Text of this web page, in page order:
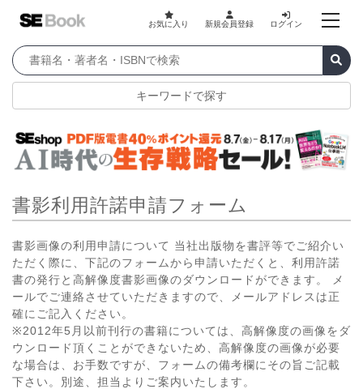
お気に入り 新規会員登録 ログイン
キーワードで探す
書影利用許諾申請フォーム
書影画像の利用申請について 当社出版物を書評等でご紹介い
ただく際に、下記のフォームから申請いただくと、利用許諾
書の発行と高解像度書影画像のダウンロードができます。 メ
ールでご連絡させていただきますので、メールアドレスは正
確にご記入ください。
※2012年5月以前刊行の書籍については、高解像度の画像をダ
ウンロード頂くことができないため、高解像度の画像が必要
な場合は、お手数ですが、フォームの備考欄にその旨ご記載
下さい。別途、担当よりご案内いたします。